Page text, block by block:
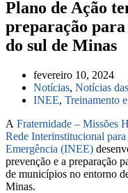
Plano de Ação
preparação para
do sul de Minas
fevereiro 10, 2024
Notícias, Notícias
INEE, Treinamento
A Fraternidade – Missões
Rede Interinstitucional
Emergência (INEE)
prevenção e a preparação
de municípios no entorno
Minas.